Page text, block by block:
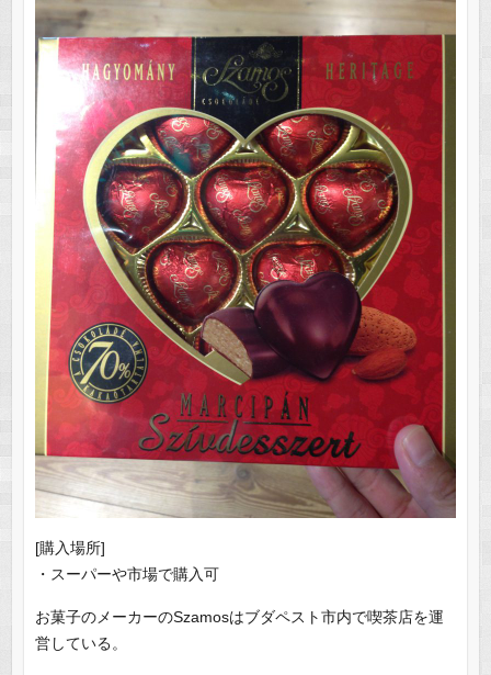
[購入場所]
・スーパーや市場で購入可
お菓子のメーカーのSzamosはブダペスト市内で喫茶店を運
営している。